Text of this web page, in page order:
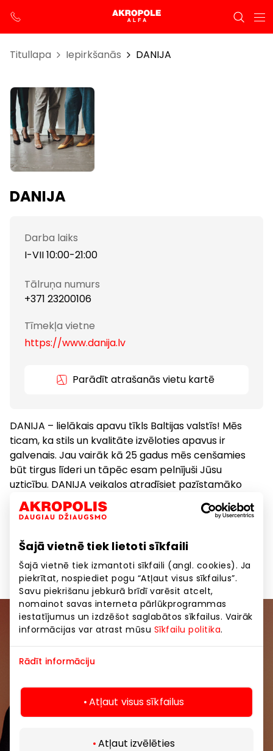
Šajā vietnē tiek lietoti sīkfaili
Šajā vietnē tiek izmantoti sīkfaili (angl. cookies). Ja
piekrītat, nospiediet pogu “Atļaut visus sīkfailus”.
Savu piekrišanu jebkurā brīdī varēsit atcelt,
nomainot savas interneta pārlūkprogrammas
iestatījumus un izdzēšot saglabātos sīkfailus. Vairāk
informācijas var atrast mūsu Sīkfailu politika.
Rādīt informāciju
Atļaut visus sīkfailus
Atļaut izvēlēties
Titullapa Iepirkšanās DANIJA
DANIJA
Darba laiks
I-VII 10:00-21:00
Tālruņa numurs
+371 23200106
Tīmekļa vietne
https://www.danija.lv
Parādīt atrašanās vietu kartē
DANIJA – lielākais apavu tīkls Baltijas valstīs! Mēs
ticam, ka stils un kvalitāte izvēloties apavus ir
galvenais. Jau vairāk kā 25 gadus mēs cenšamies
būt tirgus līderi un tāpēc esam pelnījuši Jūsu
uzticību. DANIJA veikalos atradīsiet pazīstamāko
preču zīmolu apavus: OTRE, LORENZO, NEW BALANCE,
TOMMY HILFIGER, GANT, GUESS, NIKE un citus.
Apavi un galantērija Preces
Pievienojieties mūsu kopienai
Uzzini pirmais par labākajiem piedāvājumiem,
izklaides centros “AKROPOLE Alfa” un “AKROPOLE
Rīga”.